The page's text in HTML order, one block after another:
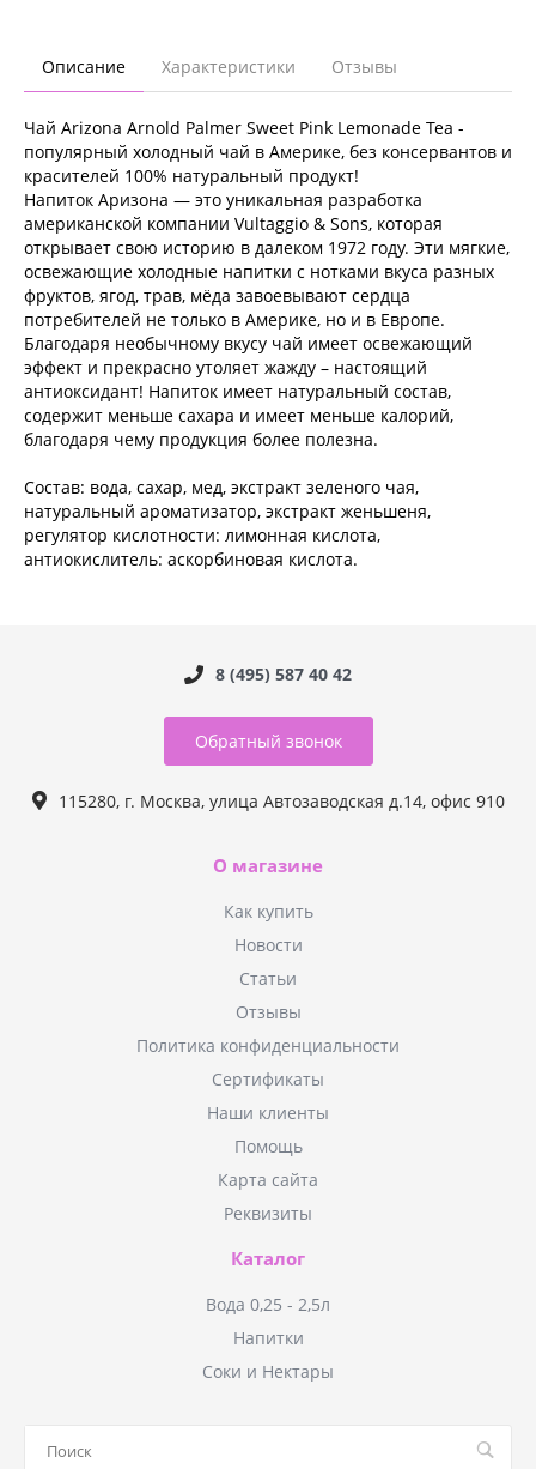
Описание Характеристики Отзывы
Чай Arizona Arnold Palmer Sweet Pink Lemonade Tea -
популярный холодный чай в Америке, без консервантов и
красителей 100% натуральный продукт!
Напиток Аризона — это уникальная разработка
американской компании Vultaggio & Sons, которая
открывает свою историю в далеком 1972 году. Эти мягкие,
освежающие холодные напитки с нотками вкуса разных
фруктов, ягод, трав, мёда завоевывают сердца
потребителей не только в Америке, но и в Европе.
Благодаря необычному вкусу чай имеет освежающий
эффект и прекрасно утоляет жажду – настоящий
антиоксидант! Напиток имеет натуральный состав,
содержит меньше сахара и имеет меньше калорий,
благодаря чему продукция более полезна.
Состав: вода, сахар, мед, экстракт зеленого чая,
натуральный ароматизатор, экстракт женьшеня,
регулятор кислотности: лимонная кислота,
антиокислитель: аскорбиновая кислота.
8 (495) 587 40 42
Обратный звонок
115280, г. Москва, улица Автозаводская д.14, офис 910
О магазине
Как купить
Новости
Статьи
Отзывы
Политика конфиденциальности
Сертификаты
Наши клиенты
Помощь
Карта сайта
Реквизиты
Каталог
Вода 0,25 - 2,5л
Напитки
Соки и Нектары